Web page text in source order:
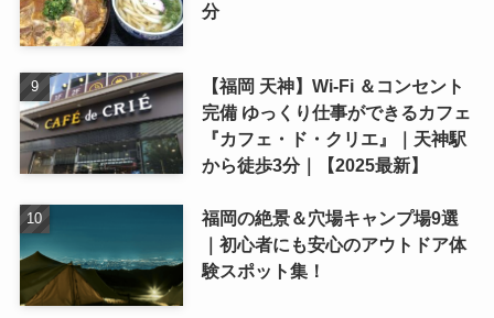
分
【福岡 天神】Wi-Fi ＆コンセント
完備 ゆっくり仕事ができるカフェ
『カフェ・ド・クリエ』｜天神駅
から徒歩3分｜【2025最新】
福岡の絶景＆穴場キャンプ場9選
｜初心者にも安心のアウトドア体
験スポット集！